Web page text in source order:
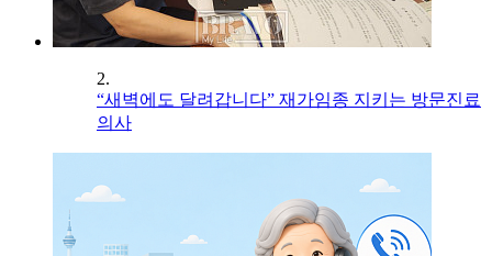
2.
“새벽에도 달려갑니다” 재가임종 지키는 방문진료
의사